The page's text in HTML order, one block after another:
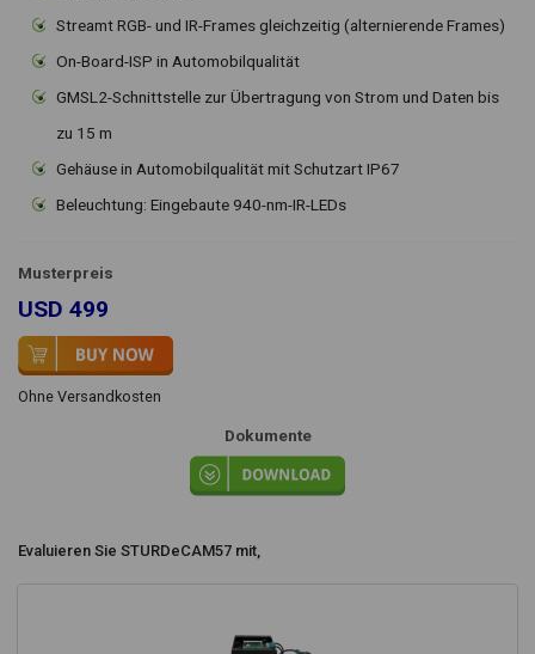
Streamt RGB- und IR-Frames gleichzeitig (alternierende Frames)
On-Board-ISP in Automobilqualität
GMSL2-Schnittstelle zur Übertragung von Strom und Daten bis
zu 15 m
Gehäuse in Automobilqualität mit Schutzart IP67
Beleuchtung: Eingebaute 940-nm-IR-LEDs
Musterpreis
USD 499
Ohne Versandkosten
Dokumente
Evaluieren Sie STURDeCAM57 mit,